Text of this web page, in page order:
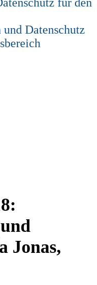
Datenschutz
Jonas,